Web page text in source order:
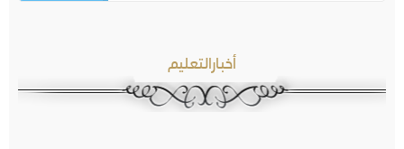
أخبارالتعليم